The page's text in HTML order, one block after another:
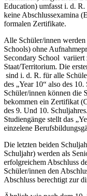
Education) umfasst i. d.
keine Abschlussexamina
formalen Zertifikate.
Alle Schüler/innen
Schools) ohne
Secondary School variiert
Staat/Territorium. Die
sind i. d. R. für alle
des „Year 10“ also des
Schüler/innen können die
bekommen ein Zertifikat
des 9. Und 10.
Studiengänge stellt das
einzelene
Die letzten beiden
Schuljahr) werden als
erfolgreichem Abschluss
Schüler/innen den
Abschluss berechtigt zur